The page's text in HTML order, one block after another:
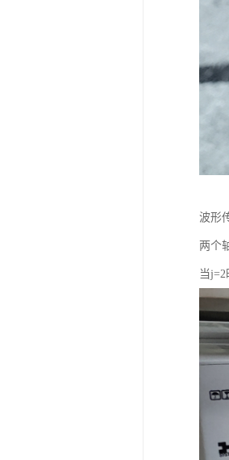
波形
两个
当